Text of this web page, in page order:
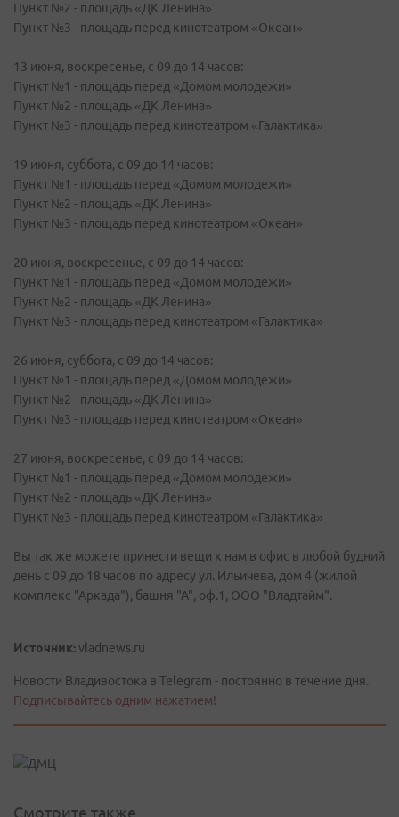
Пункт №2 - площадь «ДК Ленина»
Пункт №3 - площадь перед кинотеатром «Океан»
13 июня, воскресенье, с 09 до 14 часов:
Пункт №1 - площадь перед «Домом молодежи»
Пункт №2 - площадь «ДК Ленина»
Пункт №3 - площадь перед кинотеатром «Галактика»
19 июня, суббота, с 09 до 14 часов:
Пункт №1 - площадь перед «Домом молодежи»
Пункт №2 - площадь «ДК Ленина»
Пункт №3 - площадь перед кинотеатром «Океан»
20 июня, воскресенье, с 09 до 14 часов:
Пункт №1 - площадь перед «Домом молодежи»
Пункт №2 - площадь «ДК Ленина»
Пункт №3 - площадь перед кинотеатром «Галактика»
26 июня, суббота, с 09 до 14 часов:
Пункт №1 - площадь перед «Домом молодежи»
Пункт №2 - площадь «ДК Ленина»
Пункт №3 - площадь перед кинотеатром «Океан»
27 июня, воскресенье, с 09 до 14 часов:
Пункт №1 - площадь перед «Домом молодежи»
Пункт №2 - площадь «ДК Ленина»
Пункт №3 - площадь перед кинотеатром «Галактика»
Вы так же можете принести вещи к нам в офис в любой будний
день с 09 до 18 часов по адресу ул. Ильичева, дом 4 (жилой
комплекс "Аркада"), башня "А", оф.1, ООО "Владтайм".
Источник:vladnews.ru
Новости Владивостока в Telegram - постоянно в течение дня.
Подписывайтесь одним нажатием!
Смотрите также